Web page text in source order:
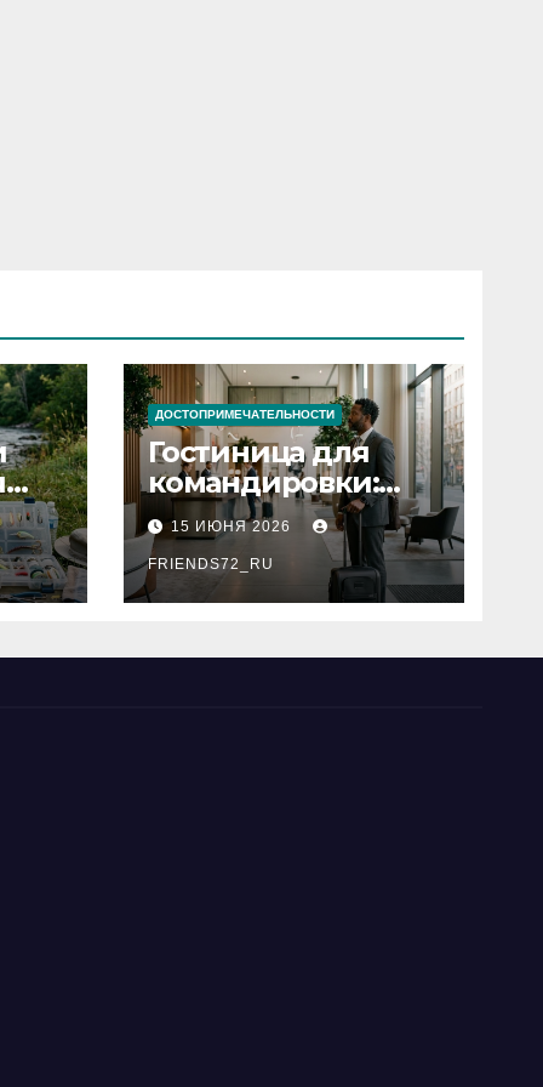
ДОСТОПРИМЕЧАТЕЛЬНОСТИ
Гостиница для
командировки:
основные
критерии выбора
15 ИЮНЯ 2026
FRIENDS72_RU